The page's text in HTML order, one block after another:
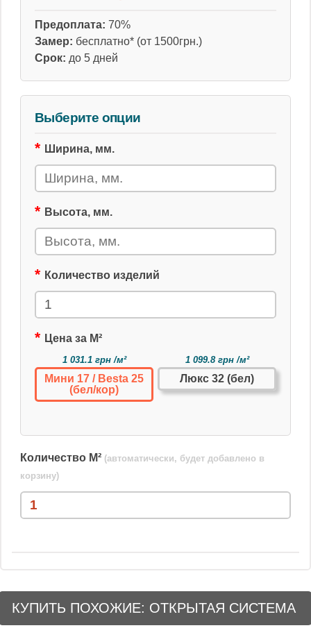
Предоплата: 70%
Замер: бесплатно* (от 1500грн.)
Срок: до 5 дней
Выберите опции
Ширина, мм.
Высота, мм.
Количество изделий
Цена за М²
1 031.1 грн /м²
Мини 17 / Besta 25
(бел/кор)
1 099.8 грн /м²
Люкс 32 (бел)
Количество М² (автоматически, будет добавлено в
корзину)
КУПИТЬ ПОХОЖИЕ: ОТКРЫТАЯ СИСТЕМА